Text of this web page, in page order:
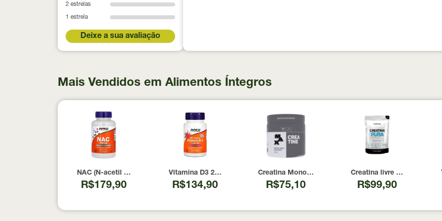
2 estrelas
1 estrela
Deixe a sua avaliação
Mais Vendidos em Alimentos Íntegros
NAC (N-acetil Cisteína) 600mg NOW Foods 100 Cápsulas
R$179,90
Vitamina D3 2000 UI Now Foods 240 Cápsulas
R$134,90
Creatina Monohidratada Max Titanium 300g
R$75,10
Creatina livre de metais
R$99,90